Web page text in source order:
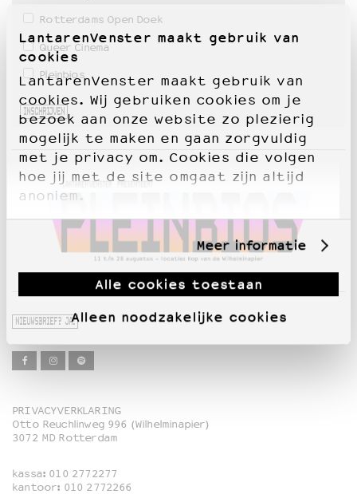
LantarenVenster maakt gebruik van
cookies
LantarenVenster maakt gebruik van
cookies. Wij gebruiken cookies om je
bezoek aan onze website zo plezierig
mogelijk te maken en gaan zorgvuldig
met je privacy om. Cookies die volgen
hoe jij met de site omgaat zijn altijd
anoniem.
Meer informatie
Alle cookies toestaan
Alleen noodzakelijke cookies
EDUCATIE
Schoolvoorstellingen
Filmprogramma’s Primair Onderwijs
Filmprogramma’s VO/MBO
Speciale educatieprogramma’s
OVER LANTARENVENSTER
Wat we doen
Werken bij
Wie is wie
Word vriend
Historie
Partners
Huisregels
Privacyverklaring
Integriteits- en gedragscode
Duurzaamheid
Ruimte voor artistieke vrijheid – VNPF
Rotterdams Open Doek
Queer Cinema
Pleinbios
INSCHRIJVEN
NIEUWSBRIEF? JA!
Film
Familie
PRIVACYVERKLARING
Otto Reuchlinweg 996 (Wilhelminapier)
3072 MD Rotterdam
kassa: 010 2772277
kantoor: 010 2772266